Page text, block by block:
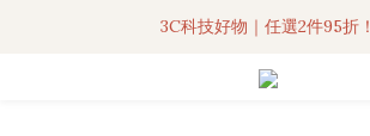
3C科技好物｜任選2件95折！